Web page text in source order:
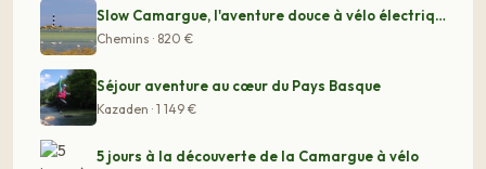
Slow Camargue, l'aventure douce à vélo électrique
Chemins · 820 €
Séjour aventure au cœur du Pays Basque
Kazaden · 1 149 €
5 jours à la découverte de la Camargue à vélo